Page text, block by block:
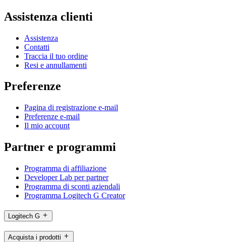
Assistenza clienti
Assistenza
Contatti
Traccia il tuo ordine
Resi e annullamenti
Preferenze
Pagina di registrazione e-mail
Preferenze e-mail
Il mio account
Partner e programmi
Programma di affiliazione
Developer Lab per partner
Programma di sconti aziendali
Programma Logitech G Creator
Logitech G
Acquista i prodotti